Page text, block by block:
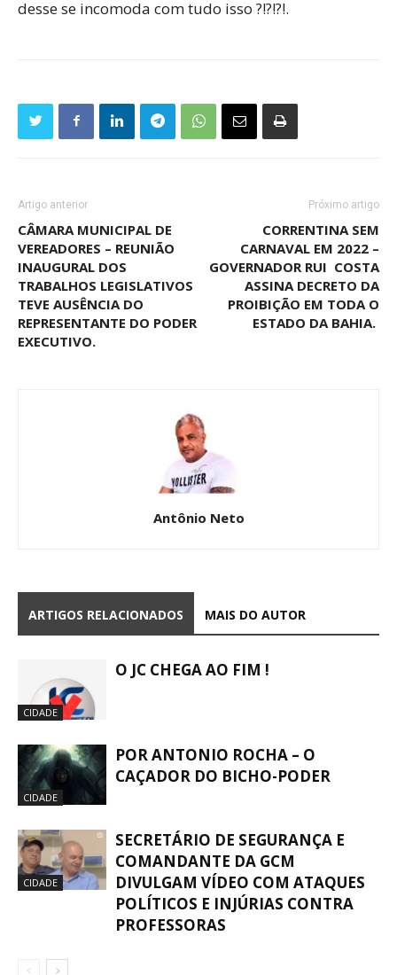
desse se incomoda com tudo isso ?!?!?!.
Artigo anterior
CÂMARA MUNICIPAL DE
VEREADORES – REUNIÃO
INAUGURAL DOS
TRABALHOS LEGISLATIVOS
TEVE AUSÊNCIA DO
REPRESENTANTE DO PODER
EXECUTIVO.
Próximo artigo
CORRENTINA SEM
CARNAVAL EM 2022 –
GOVERNADOR RUI COSTA
ASSINA DECRETO DA
PROIBIÇÃO EM TODA O
ESTADO DA BAHIA.
Antônio Neto
ARTIGOS RELACIONADOS MAIS DO AUTOR
CIDADE
O JC CHEGA AO FIM !
CIDADE
POR ANTONIO ROCHA – O
CAÇADOR DO BICHO-PODER
CIDADE
SECRETÁRIO DE SEGURANÇA E
COMANDANTE DA GCM
DIVULGAM VÍDEO COM ATAQUES
POLÍTICOS E INJÚRIAS CONTRA
PROFESSORAS